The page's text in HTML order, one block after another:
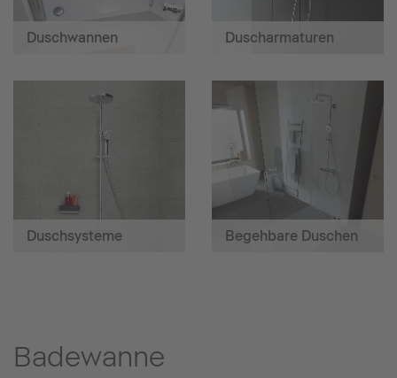
Duschwannen Duscharmaturen
Duschsysteme Begehbare Duschen
Badewanne